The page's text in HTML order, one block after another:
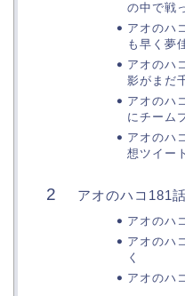
の中で戦
アオのハ
も早く夢
アオのハ
影がまだ
アオのハ
にチーム
アオのハ
想ツイート
アオのハコ181
アオのハ
アオのハ
く
アオのハ